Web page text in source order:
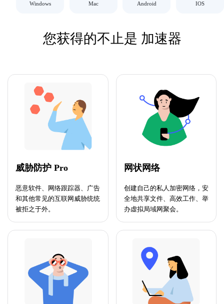
Windows Mac Android IOS
您获得的不止是 加速器
威胁防护 Pro
恶意软件、网络跟踪器、广告
和其他常见的互联网威胁统统
被拒之于外。
网状网络
创建自己的私人加密网络，安
全地共享文件、高效工作、举
办虚拟局域网聚会。